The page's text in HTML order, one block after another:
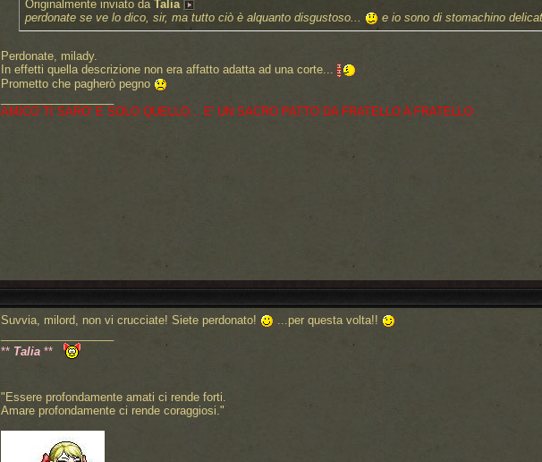
Originalmente inviato da Talia
perdonate se ve lo dico, sir, ma tutto ciò è alquanto disgustoso...
e io sono di stomachino
Perdonate, milady.
In effetti quella descrizione non era affatto adatta ad una corte...
Prometto che pagherò pegno
AMICO TI SARO' E SOLO QUELLO... E' UN SACRO PATTO DA FRATELLO A FRATELLO
Suvvia, milord, non vi crucciate! Siete perdonato!
...per questa volta!!
** Talia **
"Essere profondamente amati ci rende forti.
Amare profondamente ci rende coraggiosi."